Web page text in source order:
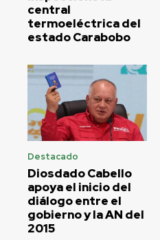
central
termoeléctrica del
estado Carabobo
Destacado
Diosdado Cabello
apoya el inicio del
diálogo entre el
gobierno y la AN del
2015